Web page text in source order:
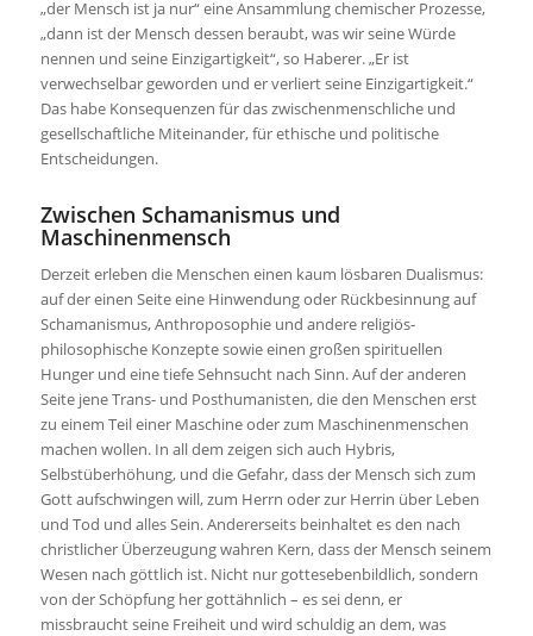
„der Mensch ist ja nur“ eine Ansammlung chemischer Prozesse,
„dann ist der Mensch dessen beraubt, was wir seine Würde
nennen und seine Einzigartigkeit“, so Haberer. „Er ist
verwechselbar geworden und er verliert seine Einzigartigkeit.“
Das habe Konsequenzen für das zwischenmenschliche und
gesellschaftliche Miteinander, für ethische und politische
Entscheidungen.
Zwischen Schamanismus und
Maschinenmensch
Derzeit erleben die Menschen einen kaum lösbaren Dualismus:
auf der einen Seite eine Hinwendung oder Rückbesinnung auf
Schamanismus, Anthroposophie und andere religiös-
philosophische Konzepte sowie einen großen spirituellen
Hunger und eine tiefe Sehnsucht nach Sinn. Auf der anderen
Seite jene Trans- und Posthumanisten, die den Menschen erst
zu einem Teil einer Maschine oder zum Maschinenmenschen
machen wollen. In all dem zeigen sich auch Hybris,
Selbstüberhöhung, und die Gefahr, dass der Mensch sich zum
Gott aufschwingen will, zum Herrn oder zur Herrin über Leben
und Tod und alles Sein. Andererseits beinhaltet es den nach
christlicher Überzeugung wahren Kern, dass der Mensch seinem
Wesen nach göttlich ist. Nicht nur gottesebenbildlich, sondern
von der Schöpfung her gottähnlich – es sei denn, er
missbraucht seine Freiheit und wird schuldig an dem, was